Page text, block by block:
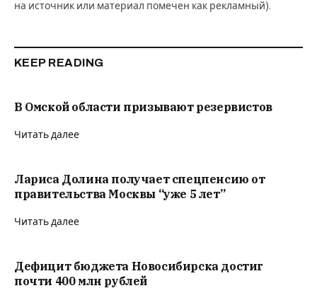
на источник или материал помечен как рекламный).
KEEP READING
В Омской области призывают резервистов
Читать далее
Лариса Долина получает спецпенсию от
правительства Москвы “уже 5 лет”
Читать далее
Дефицит бюджета Новосибирска достиг
почти 400 млн рублей